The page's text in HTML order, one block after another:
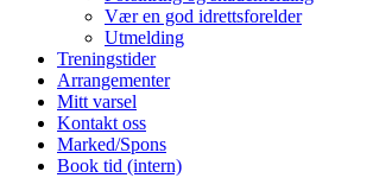
Vær en god idrettsforelder
Utmelding
Treningstider
Arrangementer
Mitt varsel
Kontakt oss
Marked/Spons
Book tid (intern)